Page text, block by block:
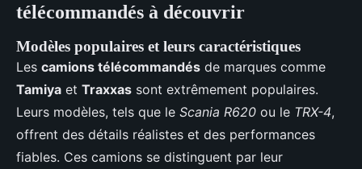
télécommandés à découvrir
Modèles populaires et leurs caractéristiques
Les camions télécommandés de marques comme
Tamiya et Traxxas sont extrêmement populaires.
Leurs modèles, tels que le Scania R620 ou le TRX-4,
offrent des détails réalistes et des performances
fiables. Ces camions se distinguent par leur